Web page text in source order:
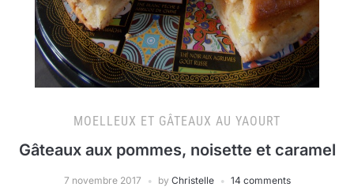
MOELLEUX ET GÂTEAUX AU YAOURT
Gâteaux aux pommes, noisette et caramel
7 novembre 2017 by Christelle 14 comments